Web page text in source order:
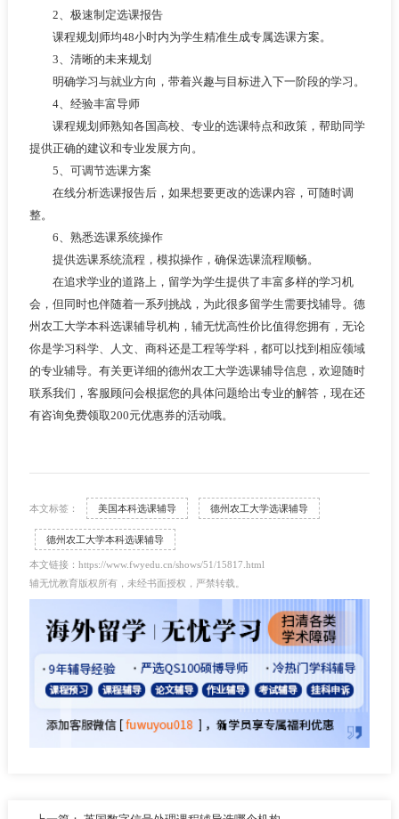
2、极速制定选课报告
课程规划师均48小时内为学生精准生成专属选课方案。
3、清晰的未来规划
明确学习与就业方向，带着兴趣与目标进入下一阶段的学习。
4、经验丰富导师
课程规划师熟知各国高校、专业的选课特点和政策，帮助同学
提供正确的建议和专业发展方向。
5、可调节选课方案
在线分析选课报告后，如果想要更改的选课内容，可随时调
整。
6、熟悉选课系统操作
提供选课系统流程，模拟操作，确保选课流程顺畅。
在追求学业的道路上，留学为学生提供了丰富多样的学习机
会，但同时也伴随着一系列挑战，为此很多留学生需要找辅导。德
州农工大学本科选课辅导机构，辅无忧高性价比值得您拥有，无论
你是学习科学、人文、商科还是工程等学科，都可以找到相应领域
的专业辅导。有关更详细的德州农工大学选课辅导信息，欢迎随时
联系我们，客服顾问会根据您的具体问题给出专业的解答，现在还
有咨询免费领取200元优惠券的活动哦。
本文标签： 美国本科选课辅导 德州农工大学选课辅导
德州农工大学本科选课辅导
本文链接：https://www.fwyedu.cn/shows/51/15817.html
辅无忧教育版权所有，未经书面授权，严禁转载。